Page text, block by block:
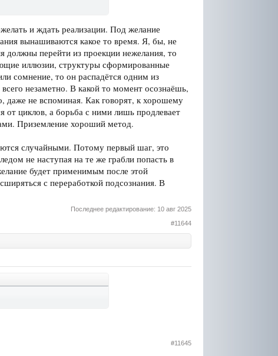
и ждать реализации. Под желание
вынашиваются какое то время. Я, бы, не
должны перейти из проекции нежелания, то
иллюзии, структуры сформированные
сомнение, то он распадётся одним из
незаметно. В какой то момент осознаёшь,
даже не вспоминая. Как говорят, к хорошему
от циклов, а борьба с ними лишь продлевает
Приземление хороший метод.
случайными. Потому первый шаг, это
не наступая на те же грабли попасть в
будет применимым после этой
с переработкой подсознания. В
Последнее редактирование: 10 авг 2025
#11644
#11645